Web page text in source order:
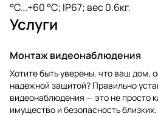
°C...+60 °C; IP67; вес 0.6кг.
Услуги
Монтаж видеонаблюдения
Хотите быть уверены, что ваш дом,
надежной защитой? Правильно
видеонаблюдения — это не просто
имущество и безопасность близких.